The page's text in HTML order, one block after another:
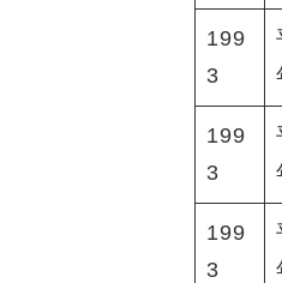
199
3
199
3
199
3